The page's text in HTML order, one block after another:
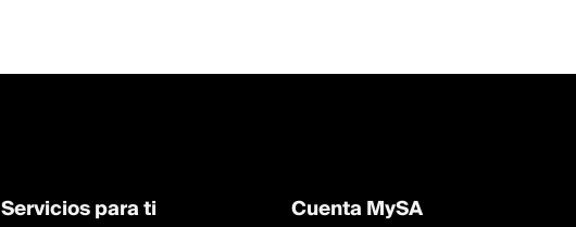
Servicios para ti Cuenta MySA